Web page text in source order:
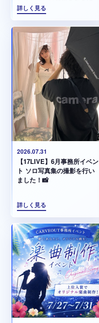
詳しく見る
2026.07.31
【17LIVE】6月事務所イベン
ト ソロ写真集の撮影を行い
ました！📸
詳しく見る